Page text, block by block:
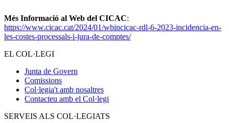
Més Informació al Web del CICAC:
https://www.cicac.cat/2024/01/wbincicac-rdl-6-2023-incidencia-en-
les-costes-processals-i-jura-de-comptes/
EL COL·LEGI
Junta de Govern
Comissions
Col·legia't amb nosaltres
Contacteu amb el Col·legi
SERVEIS ALS COL·LEGIATS